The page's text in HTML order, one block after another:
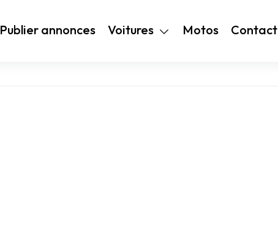
Publier annonces Voitures Motos Contact